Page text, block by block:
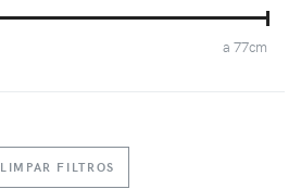
a 77cm
LIMPAR FILTROS